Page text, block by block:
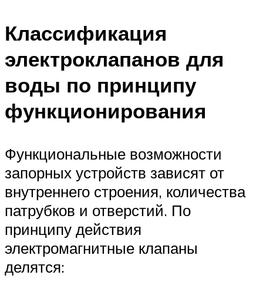
Классификация
электроклапанов для
воды по принципу
функционирования
Функциональные возможности
запорных устройств зависят от
внутреннего строения, количества
патрубков и отверстий. По
принципу действия
электромагнитные клапаны
делятся: